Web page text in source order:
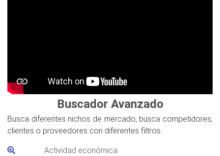
Buscador Avanzado
Busca diferentes nichos de mercado, busca competidores,
clientes o proveedores con diferentes filtros.
Actividad económica